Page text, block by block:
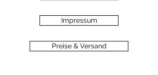
Impressum
Preise & Versand